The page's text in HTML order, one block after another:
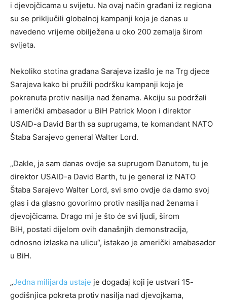
i djevojčicama u svijetu. Na ovaj način građani iz regiona
su se priključili globalnoj kampanji koja je danas u
navedeno vrijeme obilježena u oko 200 zemalja širom
svijeta.
Nekoliko stotina građana Sarajeva izašlo je na Trg djece
Sarajeva kako bi pružili podršku kampanji koja je
pokrenuta protiv nasilja nad ženama. Akciju su podržali
i američki ambasador u BiH Patrick Moon i direktor
USAID-a David Barth sa suprugama, te komandant NATO
Štaba Sarajevo general Walter Lord.
„Dakle, ja sam danas ovdje sa suprugom Danutom, tu je
direktor USAID-a David Barth, tu je general iz NATO
Štaba Sarajevo Walter Lord, svi smo ovdje da damo svoj
glas i da glasno govorimo protiv nasilja nad ženama i
djevojčicama. Drago mi je što će svi ljudi, širom
BiH, postati dijelom ovih današnjih demonstracija,
odnosno izlaska na ulicu“, istakao je američki amabasador
u BiH.
„Jedna milijarda ustaje je događaj koji je ustvari 15-
godišnjica pokreta protiv nasilja nad djevojkama,